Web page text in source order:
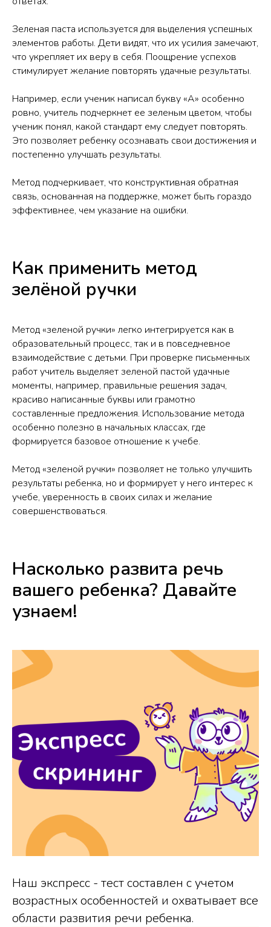
Зеленая паста используется для выделения успешных
элементов работы. Дети видят, что их усилия замечают,
что укрепляет их веру в себя. Поощрение успехов
стимулирует желание повторять удачные результаты.
Например, если ученик написал букву «А» особенно
ровно, учитель подчеркнет ее зеленым цветом, чтобы
ученик понял, какой стандарт ему следует повторять.
Это позволяет ребенку осознавать свои достижения и
постепенно улучшать результаты.
Метод подчеркивает, что конструктивная обратная
связь, основанная на поддержке, может быть гораздо
эффективнее, чем указание на ошибки.
Как применить метод
зелёной ручки
Метод «зеленой ручки» легко интегрируется как в
образовательный процесс, так и в повседневное
взаимодействие с детьми. При проверке письменных
работ учитель выделяет зеленой пастой удачные
моменты, например, правильные решения задач,
красиво написанные буквы или грамотно
составленные предложения. Использование метода
особенно полезно в начальных классах, где
формируется базовое отношение к учебе.
Метод «зеленой ручки» позволяет не только улучшить
результаты ребенка, но и формирует у него интерес к
учебе, уверенность в своих силах и желание
совершенствоваться.
Насколько развита речь
вашего ребенка? Давайте
узнаем!
Наш экспресс - тест составлен с учетом
возрастных особенностей и охватывает все
области развития речи ребенка.